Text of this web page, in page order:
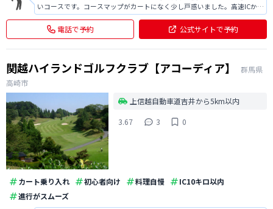
いコースです。コースマップがカートになく少し戸惑いました。高速ICから
ちょっと距離ありますが安価で詰め込まれるほどいないように思います。
カートでいく練習場が新設されてました。
電話で予約 公式サイトで予約
関越ハイランドゴルフクラブ【アコーディア】
群馬県
高崎市
上信越自動車道吉井から5km以内
3.67
3 0
カート乗り入れ 初心者向け 料理自慢
IC10キロ以内
進行がスムーズ